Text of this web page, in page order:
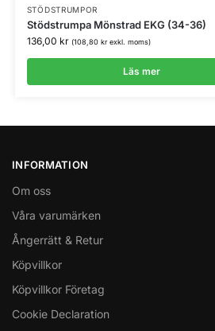
STÖDSTRUMPOR
Stödstrumpa Mönstrad EKG (34-36)
136,00 kr (108,80 krexkl. moms)
Läs mer
INFORMATION
Om oss
Våra varumärken
Ångerrätt & Retur
Köpvillkor
Köpvillkor Företag
Cookie Declaration